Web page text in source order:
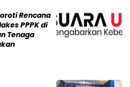
Rencana
PPPK di
Tenaga